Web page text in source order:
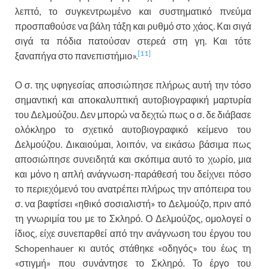
λεπτό, το συγκεντρωμένο και συστηματικό πνεύμα
προσπαθούσε να βάλη τάξη και ρυθμό στο χάος. Και σιγά
σιγά τα πόδια πατούσαν στερεά στη γη. Και τότε
ξαναπήγα στο πανεπιστήμιο». [11]
Ο σ. της υφηγεσίας αποσιώπησε πλήρως αυτή την τόσο
σημαντική και αποκαλυπτική αυτοβιογραφική μαρτυρία
του Δελμούζου. Δεν μπορώ να δεχτώ πως ο σ. δε διάβασε
ολόκληρο το σχετικό αυτοβιογραφικό κείμενο του
Δελμούζου. Δικαιούμαι, λοιπόν, να εικάσω βάσιμα πως
αποσιώπησε συνειδητά και σκόπιμα αυτό το χωρίο, μια
και μόνο η απλή ανάγνωση-παράθεσή του δείχνει πόσο
το περιεχόμενό του ανατρέπει πλήρως την απόπειρα του
σ. να βαφτίσει «ηθικό σοσιαλιστή» το Δελμούζο, πριν από
τη γνωριμία του με το Σκληρό. Ο Δελμούζος, ομολογεί ο
ίδιος, είχε συνεπαρθεί από την ανάγνωση του έργου του
Schopenhauer κι αυτός στάθηκε «οδηγός» του έως τη
«στιγμή» που συνάντησε το Σκληρό. Το έργο του